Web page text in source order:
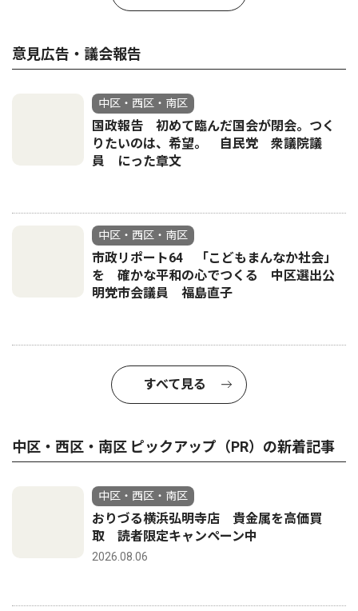
意見広告・議会報告
中区・西区・南区
国政報告 初めて臨んだ国会が閉会。つく
りたいのは、希望。 自民党 衆議院議
員 にった章文
中区・西区・南区
市政リポート64 「こどもまんなか社会」
を 確かな平和の心でつくる 中区選出公
明党市会議員 福島直子
すべて見る
中区・西区・南区 ピックアップ（PR）の新着記事
中区・西区・南区
おりづる横浜弘明寺店 貴金属を高価買
取 読者限定キャンペーン中
2026.08.06